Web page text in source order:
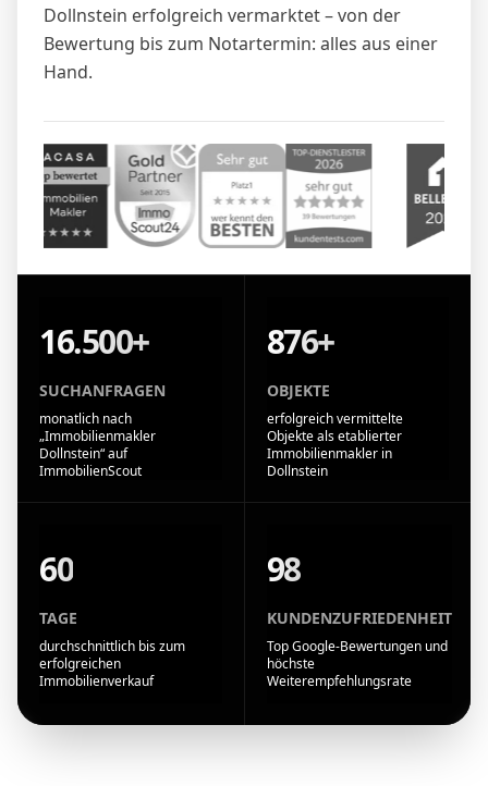
Dollnstein erfolgreich vermarktet – von der
Bewertung bis zum Notartermin: alles aus einer
Hand.
16.500+
SUCHANFRAGEN
monatlich nach
„Immobilienmakler
Dollnstein“ auf
ImmobilienScout
876+
OBJEKTE
erfolgreich vermittelte
Objekte als etablierter
Immobilienmakler in
Dollnstein
60
TAGE
durchschnittlich bis zum
erfolgreichen
Immobilienverkauf
98
KUNDENZUFRIEDENHEIT
Top Google-Bewertungen und
höchste
Weiterempfehlungsrate